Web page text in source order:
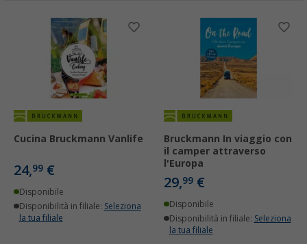
Cucina Bruckmann Vanlife
24,99 €
Disponibile
Disponibilità in filiale: Seleziona
la tua filiale
Bruckmann In viaggio con
il camper attraverso
l'Europa
29,99 €
Disponibile
Disponibilità in filiale: Seleziona
la tua filiale